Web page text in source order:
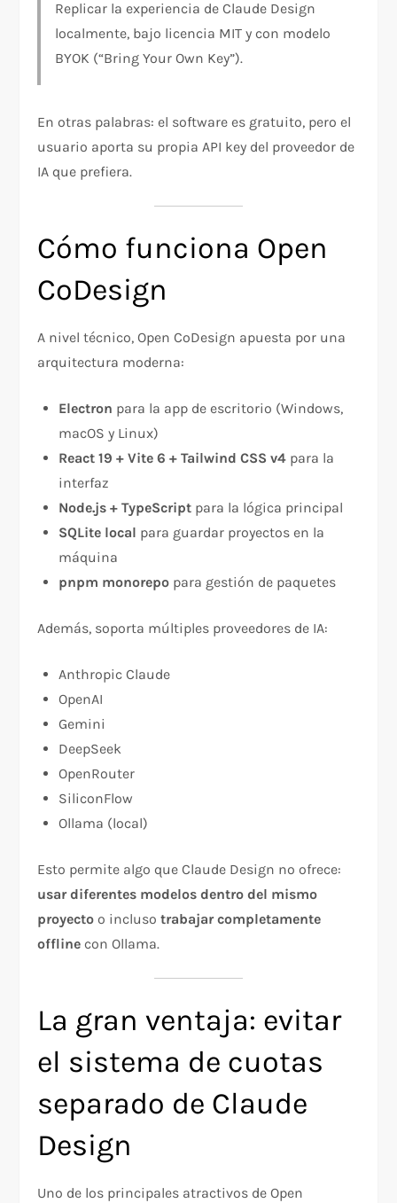
Replicar la experiencia de Claude Design
localmente, bajo licencia MIT y con modelo
BYOK (“Bring Your Own Key”).
En otras palabras: el software es gratuito, pero el
usuario aporta su propia API key del proveedor de
IA que prefiera.
Cómo funciona Open
CoDesign
A nivel técnico, Open CoDesign apuesta por una
arquitectura moderna:
Electron para la app de escritorio (Windows,
macOS y Linux)
React 19 + Vite 6 + Tailwind CSS v4 para la
interfaz
Node.js + TypeScript para la lógica principal
SQLite local para guardar proyectos en la
máquina
pnpm monorepo para gestión de paquetes
Además, soporta múltiples proveedores de IA:
Anthropic Claude
OpenAI
Gemini
DeepSeek
OpenRouter
SiliconFlow
Ollama (local)
Esto permite algo que Claude Design no ofrece:
usar diferentes modelos dentro del mismo
proyecto o inclusotrabajar completamente
offline con Ollama.
La gran ventaja: evitar
el sistema de cuotas
separado de Claude
Design
Uno de los principales atractivos de Open